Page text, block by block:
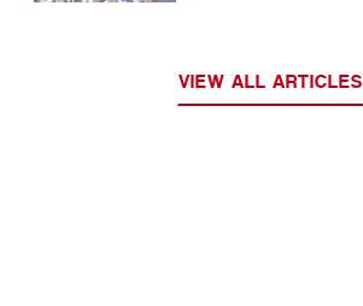
VIEW ALL ARTICLES